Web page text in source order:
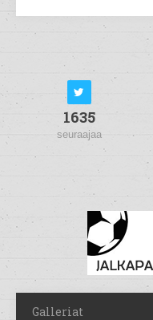
1635
seuraajaa
Galleriat